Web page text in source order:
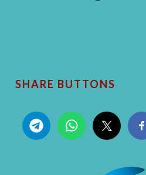
SHARE BUTTONS